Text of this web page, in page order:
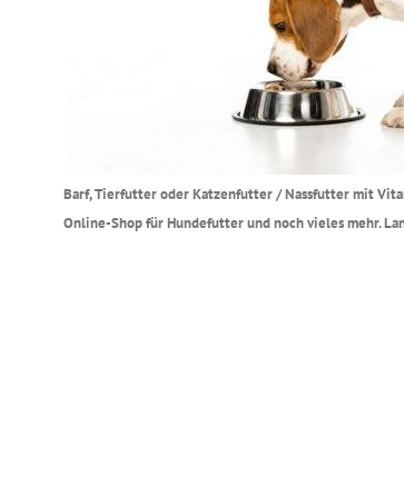
Barf, Tierfutter oder Katzenfutter / Nassfutter mit
Online-Shop für Hundefutter und noch vieles mehr.